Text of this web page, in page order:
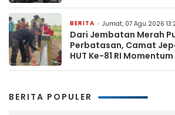
BERITA Jumat, 07 Agu 2026
Dari Jembatan Merah
Perbatasan, Camat
HUT Ke-81 RI
BERITA POPULER